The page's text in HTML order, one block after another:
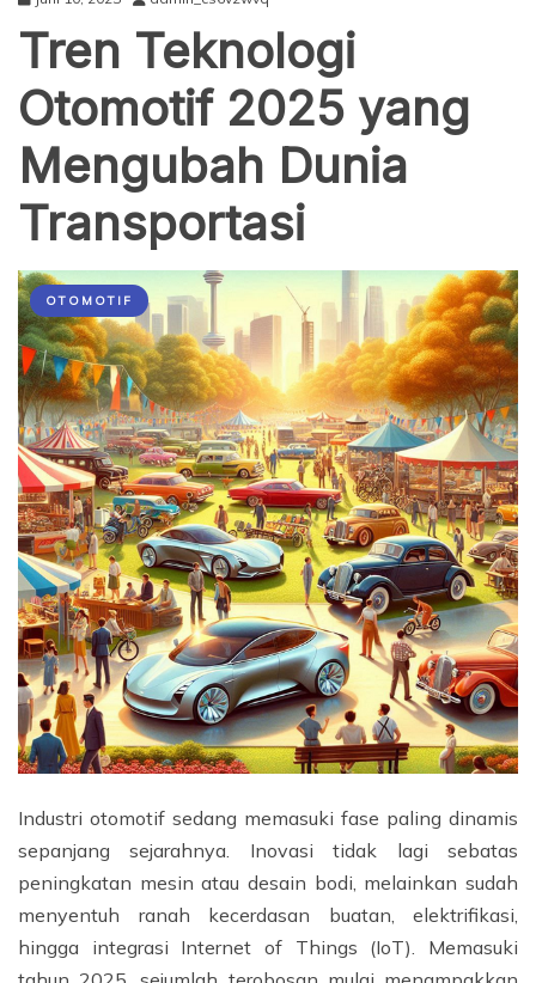
Tren Teknologi
Otomotif 2025 yang
Mengubah Dunia
Transportasi
OTOMOTIF
Industri otomotif sedang memasuki fase paling dinamis
sepanjang sejarahnya. Inovasi tidak lagi sebatas
peningkatan mesin atau desain bodi, melainkan sudah
menyentuh ranah kecerdasan buatan, elektrifikasi,
hingga integrasi Internet of Things (IoT). Memasuki